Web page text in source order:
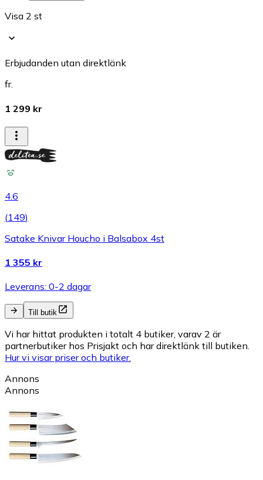
Visa 2 st
Erbjudanden utan direktlänk
fr.
1 299 kr
4.6
(149)
Satake Knivar Houcho i Balsabox 4st
1 355 kr
Leverans: 0-2 dagar
Till butik
Vi har hittat produkten i totalt 4 butiker, varav 2 är
partnerbutiker hos Prisjakt och har direktlänk till butiken.
Hur vi visar priser och butiker.
Annons
Annons